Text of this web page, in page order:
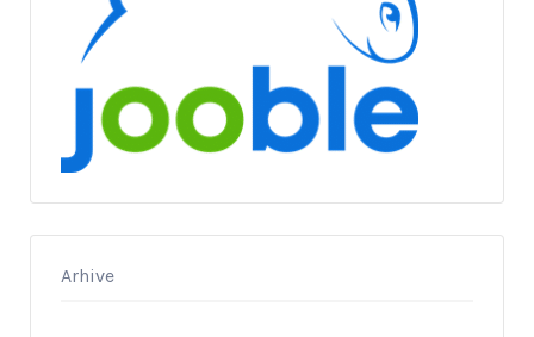
Arhive